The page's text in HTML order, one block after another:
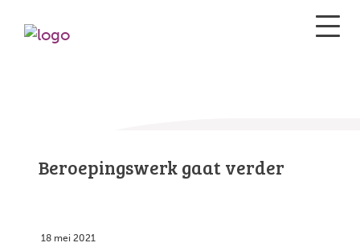
Beroepingswerk gaat verder
18 mei 2021